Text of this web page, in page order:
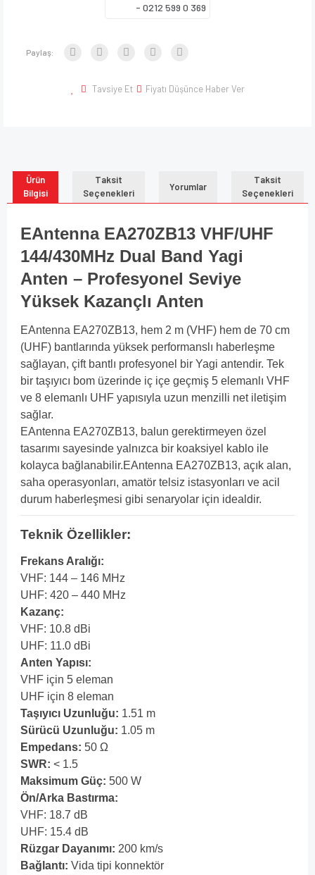
- 0212 599 0 369
Paylaş:
Tavsiye Et Fiyatı Düşünce Haber Ver
Ürün
Bilgisi
Taksit
Seçenekleri
Yorumlar
Taksit
Seçenekleri
EAntenna EA270ZB13 VHF/UHF
144/430MHz Dual Band Yagi
Anten – Profesyonel Seviye
Yüksek Kazançlı Anten
EAntenna EA270ZB13, hem 2 m (VHF) hem de 70 cm
(UHF) bantlarında yüksek performanslı haberleşme
sağlayan, çift bantlı profesyonel bir Yagi antendir. Tek
bir taşıyıcı bom üzerinde iç içe geçmiş 5 elemanlı VHF
ve 8 elemanlı UHF yapısıyla uzun menzilli net iletişim
sağlar.
EAntenna EA270ZB13, balun gerektirmeyen özel
tasarımı sayesinde yalnızca bir koaksiyel kablo ile
kolayca bağlanabilir.EAntenna EA270ZB13, açık alan,
saha operasyonları, amatör telsiz istasyonları ve acil
durum haberleşmesi gibi senaryolar için idealdir.
Teknik Özellikler:
Frekans Aralığı:
VHF: 144 – 146 MHz
UHF: 420 – 440 MHz
Kazanç:
VHF: 10.8 dBi
UHF: 11.0 dBi
Anten Yapısı:
VHF için 5 eleman
UHF için 8 eleman
Taşıyıcı Uzunluğu: 1.51 m
Sürücü Uzunluğu: 1.05 m
Empedans: 50 Ω
SWR: < 1.5
Maksimum Güç: 500 W
Ön/Arka Bastırma:
VHF: 18.7 dB
UHF: 15.4 dB
Rüzgar Dayanımı: 200 km/s
Bağlantı: Vida tipi konnektör